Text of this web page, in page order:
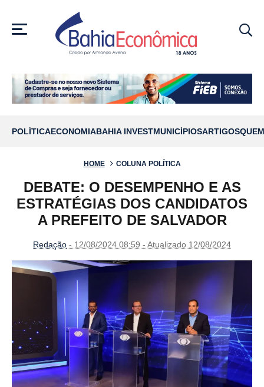
MENU
POLÍTICAECONOMIABAHIA INVESTMUNICÍPIOSARTIGOS
HOME COLUNA POLÍTICA
DEBATE: O DESEMPENHO E AS
ESTRATÉGIAS DOS CANDIDATOS
A PREFEITO DE SALVADOR
Redação - 12/08/2024 08:59 - Atualizado 12/08/2024